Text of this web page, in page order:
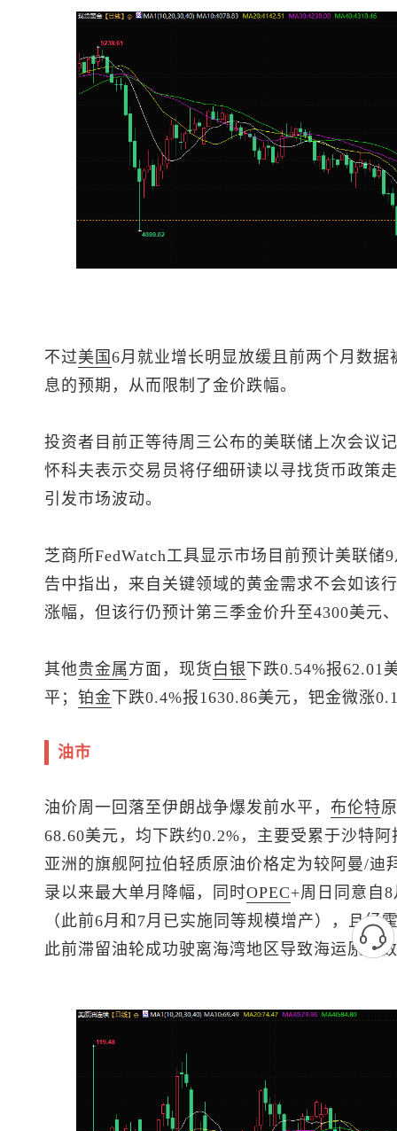
不过美国 6月就业增长明显放缓且前两个月数
息的预期，从而限制了金价跌幅。
投资者目前正等待周三公布的美联储上次会议
怀科夫表示交易员将仔细研读以寻找货币政策
引发市场波动。
芝商所FedWatch工具显示市场目前预计美联储
告中指出，来自关键领域的黄金需求不会如该
涨幅，但该行仍预计第三季金价升至4300美元
其他贵金属方面， 现货 白银下跌0.54%报62.01
平； 铂金下跌0.4%报1630.86美元，钯金微涨
油市
油价周一回落至伊朗战争爆发前水平， 布伦特
68.60美元，均下跌约0.2%，主要受累于沙特
亚洲的旗舰阿拉伯轻质原油价格定为较阿曼/迪
录以来最大单月降幅，同时OPEC+周日同意自
（此前6月和7月已实施同等规模增产），且经
此前滞留油轮成功驶离海湾地区导致海运原油